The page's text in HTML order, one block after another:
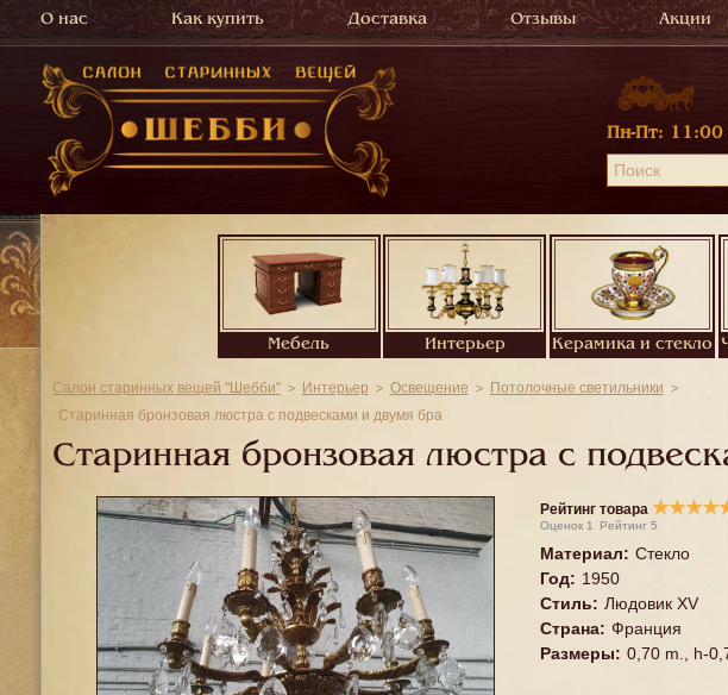
О нас Как купить Доставка Отзывы Акции
Пн-Пт: 11:00
Мебель Интерьер Керамика и стекло
Салон старинных вещей "Шебби" Интерьер Освещение
Потолочные светильники
Старинная бронзовая люстра с подвесками и двумя бра
Старинная бронзовая люстра с
Рейтинг товара ★★★★
Оценок 1 Рейтинг 5
Материал: Стекло
Год: 1950
Стиль: Людовик XV
Страна: Франция
Размеры: 0,70 m., h-